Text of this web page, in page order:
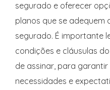
segurado e oferecer
planos que se adequem
segurado. É importante
condições e cláusulas
de assinar, para
necessidades e